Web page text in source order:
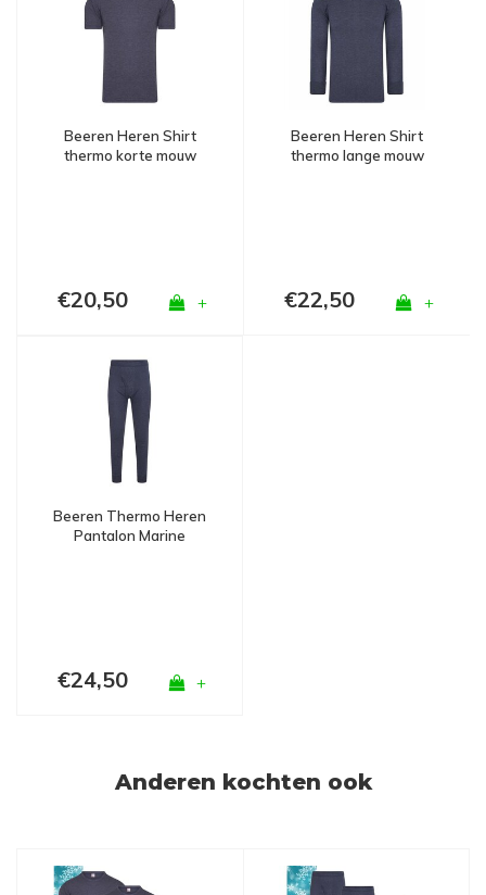
Beeren Heren Shirt
thermo korte mouw
€20,50 +
Beeren Heren Shirt
thermo lange mouw
€22,50 +
Beeren Thermo Heren
Pantalon Marine
€24,50 +
Anderen kochten ook